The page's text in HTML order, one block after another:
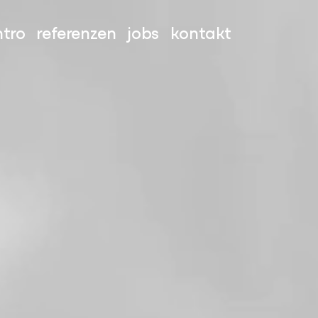
referenzen jobs kontakt